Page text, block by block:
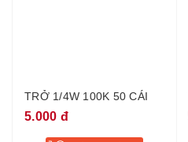
TRỞ 1/4W 100K 50 CÁI
5.000 đ